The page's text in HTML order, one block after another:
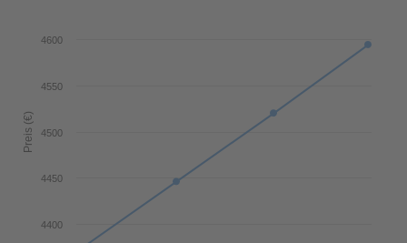
Preis (€)
4400
4450
4500
4550
4600